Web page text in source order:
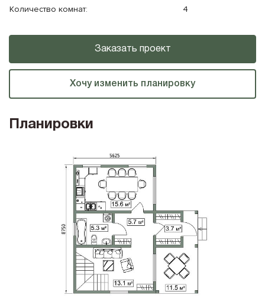
Количество комнат:
4
Заказать проект
Хочу изменить планировку
Планировки